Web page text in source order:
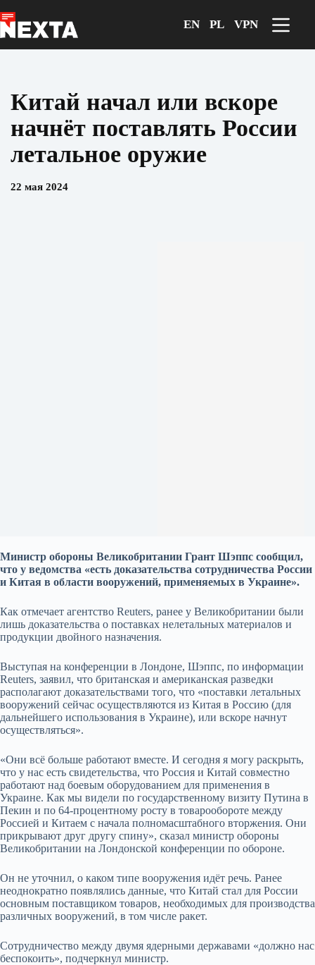
к
сути
EN PL VPN
Китай начал или вскоре
начнёт поставлять России
летальное оружие
22 мая 2024
Министр обороны Великобритании Грант Шэппс сообщил,
что у ведомства «есть доказательства сотрудничества России
и Китая в области вооружений, применяемых в Украине».
Как отмечает агентство Reuters, ранее у Великобритании были
лишь доказательства о поставках нелетальных материалов и
продукции двойного назначения.
Выступая на конференции в Лондоне, Шэппс, по информации
Reuters, заявил, что британская и американская разведки
располагают доказательствами того, что «поставки летальных
вооружений сейчас осуществляются из Китая в Россию (для
дальнейшего использования в Украине), или вскоре начнут
осуществляться».
«Они всё больше работают вместе. И сегодня я могу раскрыть,
что у нас есть свидетельства, что Россия и Китай совместно
работают над боевым оборудованием для применения в
Украине. Как мы видели по государственному визиту Путина в
Пекин и по 64-процентному росту в товарообороте между
Россией и Китаем с начала полномасштабного вторжения. Они
прикрывают друг другу спину», сказал министр обороны
Великобритании на Лондонской конференции по обороне.
Он не уточнил, о каком типе вооружения идёт речь. Ранее
неоднократно появлялись данные, что Китай стал для России
основным поставщиком товаров, необходимых для производства
различных вооружений, в том числе ракет.
Сотрудничество между двумя ядерными державами «должно нас
беспокоить», подчеркнул министр.